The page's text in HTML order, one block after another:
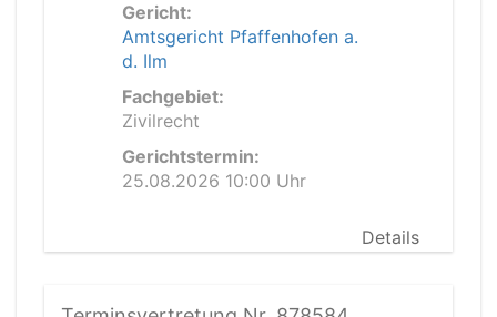
Gericht:
Amtsgericht Pfaffenhofen a.
d. Ilm
Fachgebiet:
Zivilrecht
Gerichtstermin:
25.08.2026 10:00 Uhr
Details